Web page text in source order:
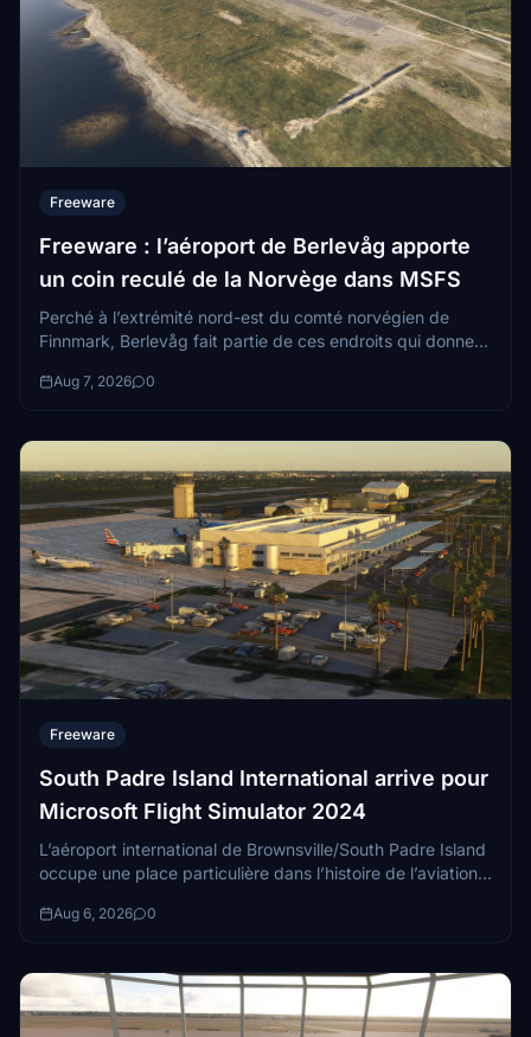
Freeware
Freeware : l’aéroport de Berlevåg apporte
un coin reculé de la Norvège dans MSFS
Perché à l’extrémité nord-est du comté norvégien de
Finnmark, Berlevåg fait partie de ces endroits qui donnent
Aug 7, 2026 0
Freeware
South Padre Island International arrive pour
Microsoft Flight Simulator 2024
L’aéroport international de Brownsville/South Padre Island
occupe une place particulière dans l’histoire de l’aviation
Aug 6, 2026 0